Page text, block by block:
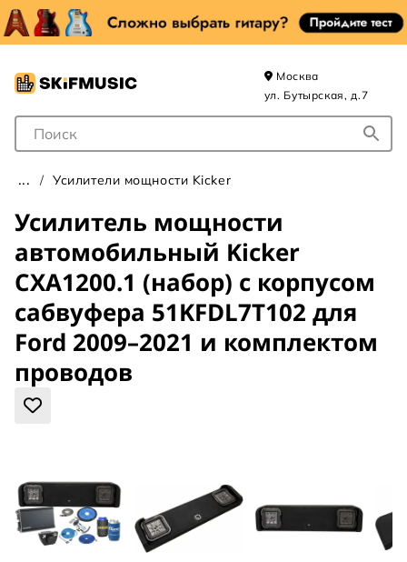
Поле для Поиска
Москва
ул. Бутырская, д.7
Усилители мощности Kicker
Усилитель мощности
автомобильный Kicker
CXA1200.1 (набор) с корпусом
сабвуфера 51KFDL7T102 для
Ford 2009–2021 и комплектом
проводов